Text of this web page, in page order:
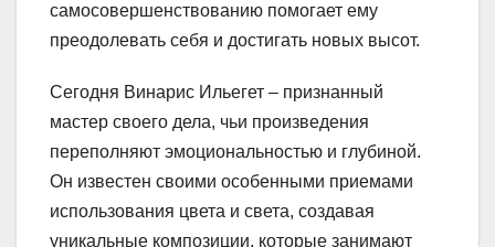
самосовершенствованию помогает ему
преодолевать себя и достигать новых высот.
Сегодня Винарис Ильегет – признанный
мастер своего дела, чьи произведения
переполняют эмоциональностью и глубиной.
Он известен своими особенными приемами
использования цвета и света, создавая
уникальные композиции, которые занимают